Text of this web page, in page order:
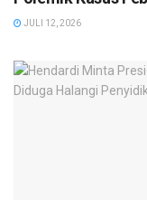
JULI 12, 2026